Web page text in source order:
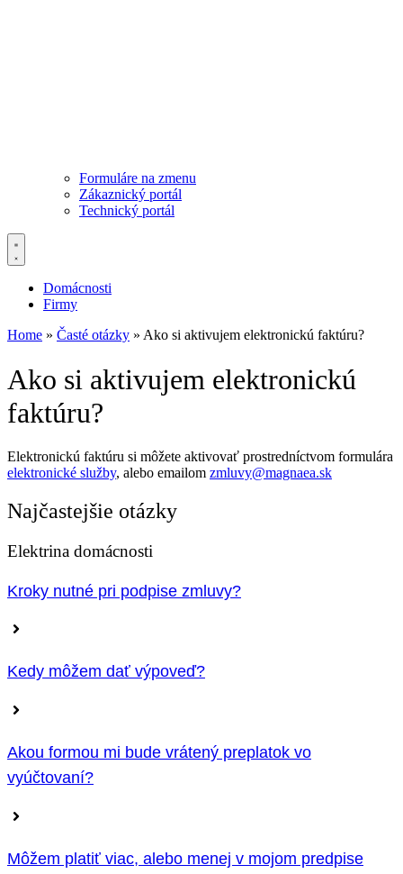
Formuláre na zmenu
Zákaznický portál
Technický portál
Domácnosti
Firmy
Home » Časté otázky » Ako si aktivujem elektronickú faktúru?
Ako si aktivujem elektronickú
faktúru?
Elektronickú faktúru si môžete aktivovať prostredníctvom formulára
elektronické služby, alebo emailom zmluvy@magnaea.sk
Najčastejšie otázky
Elektrina domácnosti
Kroky nutné pri podpise zmluvy?
Kedy môžem dať výpoveď?
Akou formou mi bude vrátený preplatok vo
vyúčtovaní?
Môžem platiť viac, alebo menej v mojom predpise